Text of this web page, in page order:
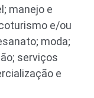
manejo e
e/ou
moda;
serviços
e